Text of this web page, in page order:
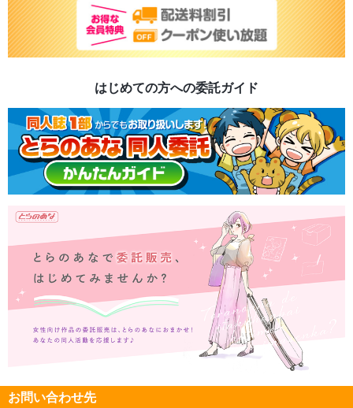
はじめての方への委託ガイド
お問い合わせ先